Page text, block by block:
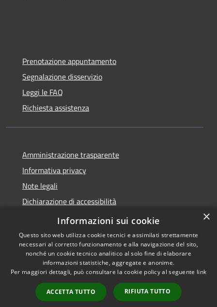
Prenotazione appuntamento
Segnalazione disservizio
Leggi le FAQ
Richiesta assistenza
Amministrazione trasparente
Informativa privacy
Note legali
Dichiarazione di accessibilità
Moduli Privacy Amministrazione trasparente
Accessibilità
Copyright © 2026 • Comune di
Limana • Powered by
Municipium•
Accesso
redazione
×
Informazioni sui cookie
Questo sito web utilizza cookie tecnici e assimilati strettamente
necessari al corretto funzionamento e alla navigazione del sito,
nonché un cookie tecnico analitico al solo fine di elaborare
informazioni statistiche, aggregate e anonime.
Per maggiori dettagli, può consultare la cookie policy al seguente link
ACCETTA TUTTO RIFIUTA TUTTO